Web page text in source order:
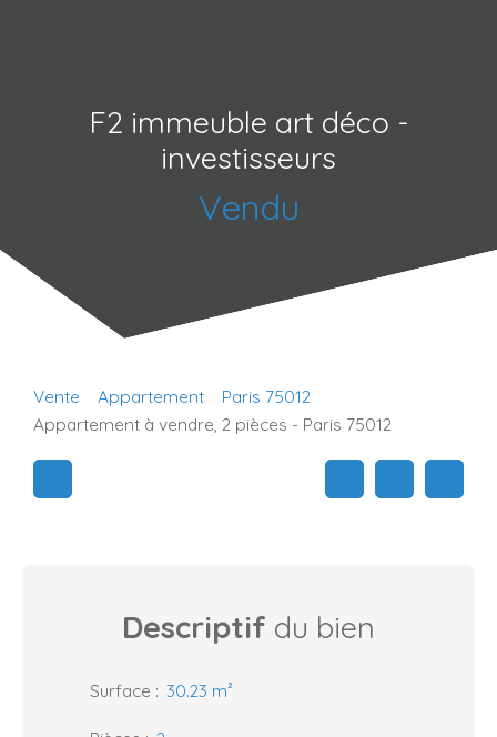
F2 immeuble art déco -
investisseurs
Vendu
Vente Appartement
Paris 75012
Appartement à vendre, 2 pièces - Paris 75012
Descriptif du bien
Surface : 30.23 m²